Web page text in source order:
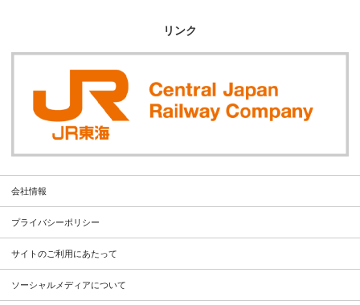
リンク
会社情報
プライバシーポリシー
サイトのご利用にあたって
ソーシャルメディアについて